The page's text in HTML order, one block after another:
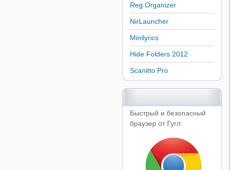
Reg Organizer
NirLauncher
Minilyrics
Hide Folders 2012
Scanitto Pro
Быстрый и безопасный
браузер от Гугл: